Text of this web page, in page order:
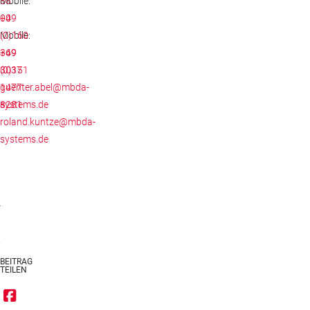
00
Mobile:
+49
(0)151
1477
8281
roland.kuntze@mbda-
systems.de
+49
(0)160
369
3037
guenter.abel@mbda-
systems.de
BEITRAG
TEILEN